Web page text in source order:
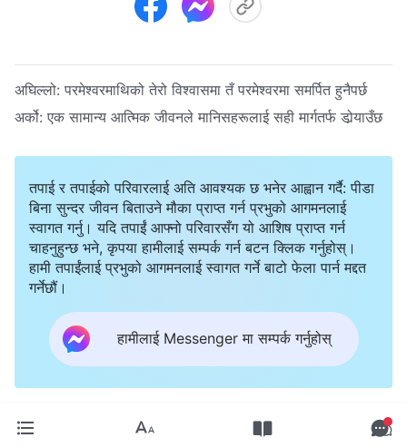
अघिल्लो: परमेश्‍वरमाथिको तेरो विश्‍वासमा तँ परमेश्‍वरमा समर्पित हुनैपर्छ
अर्को: एक सामान्य आत्मिक जीवनले मानिसहरूलाई सही मार्गतर्फ डोर्‍याउँछ
तपाई र तपाईको परिवारलाई अति आवश्यक छ भनेर आह्वान गर्दै: पीडा
बिना सुन्दर जीवन बिताउने मौका प्राप्त गर्न प्रभुको आगमनलाई
स्वागत गर्नु। यदि तपाईं आफ्नो परिवारसँग यो आशिष प्राप्त गर्न
चाहनुहुन्छ भने, कृपया हामीलाई सम्पर्क गर्न बटन क्लिक गर्नुहोस्।
हामी तपाईंलाई प्रभुको आगमनलाई स्वागत गर्ने बाटो फेला पार्न मद्दत
गर्नेछौं।
हामीलाई Messenger मा सम्पर्क गर्नुहोस्